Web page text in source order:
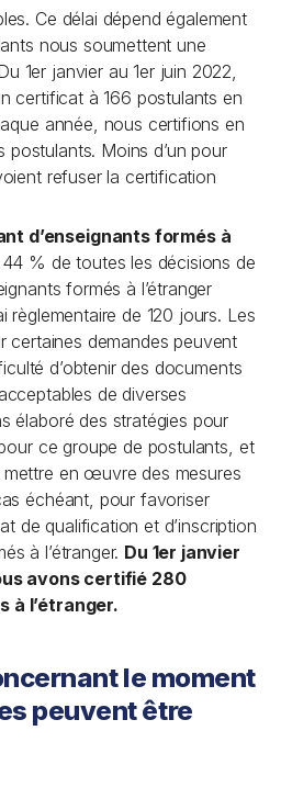
Ce délai dépend également
nous soumettent une
1er janvier au 1er juin 2022,
certificat à 166 postulants en
année, nous certifions en
Moins d’un pour
refuser la certification
d’enseignants formés à
% de toutes les décisions de
formés à l’étranger
règlementaire de 120 jours. Les
certaines demandes peuvent
d’obtenir des documents
de diverses
élaboré des stratégies pour
ce groupe de postulants, et
en œuvre des mesures
échéant, pour favoriser
de qualification et d’inscription
à l’étranger. Du 1er janvier
avons certifié 280
à l’étranger.
le moment
peuvent être